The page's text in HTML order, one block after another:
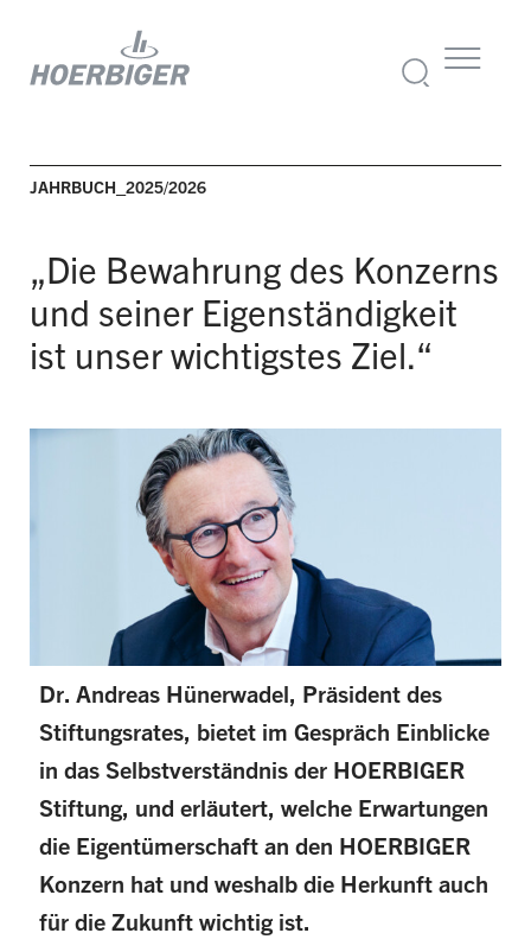
JAHRBUCH_2025/2026
„Die Bewahrung des Konzerns
und seiner Eigenständigkeit
ist unser wichtigstes Ziel.“
Dr. Andreas Hünerwadel, Präsident des
Stiftungsrates, bietet im Gespräch Einblicke
in das Selbstverständnis der HOERBIGER
Stiftung, und erläutert, welche Erwartungen
die Eigentümerschaft an den HOERBIGER
Konzern hat und weshalb die Herkunft auch
für die Zukunft wichtig ist.